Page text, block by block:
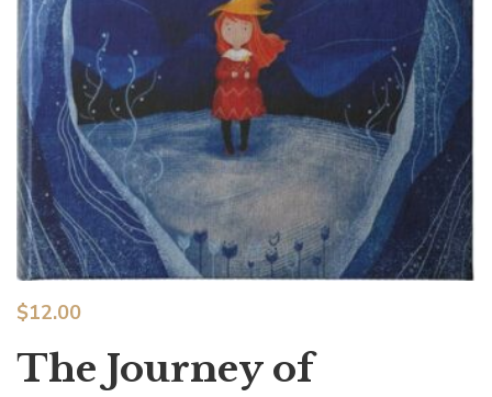
The Journey of
$12.00